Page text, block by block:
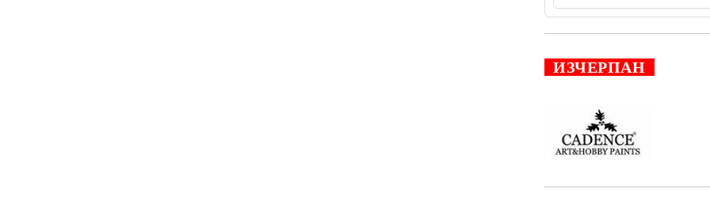
ИЗЧЕРПАН